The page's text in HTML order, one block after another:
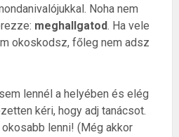
Noha nem
meghallgatod. Ha vele
okoskodsz, főleg nem adsz
lennél a helyében és elég
kéri, hogy adj tanácsot.
okosabb lenni! (Még akkor